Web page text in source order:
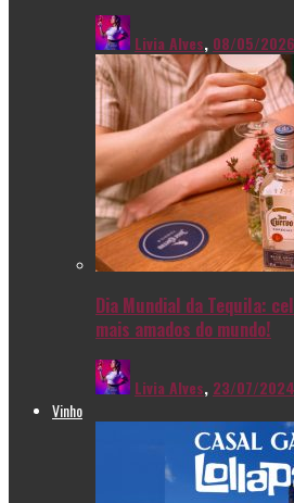
Livia Alves, 08/05/2026
Dia Mundial da Tequila:
mais amados do mundo!
Livia Alves, 23/07/2024
Vinho